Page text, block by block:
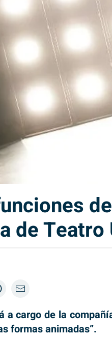
de Teatro
a cargo de la
formas animadas”.